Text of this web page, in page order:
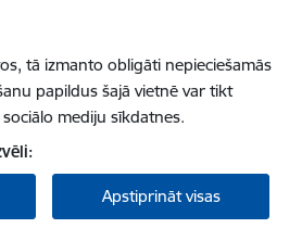
tā izmanto obligāti nepieciešamās
papildus šajā vietnē var tikt
mediju sīkdatnes.
Apstiprināt visas